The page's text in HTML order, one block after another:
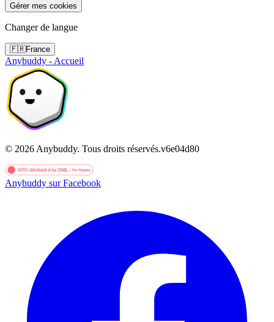
Gérer mes cookies
Changer de langue
🇫🇷France
Anybuddy - Accueil
© 2026 Anybuddy. Tous droits réservés.v6e04d80
Anybuddy sur Facebook